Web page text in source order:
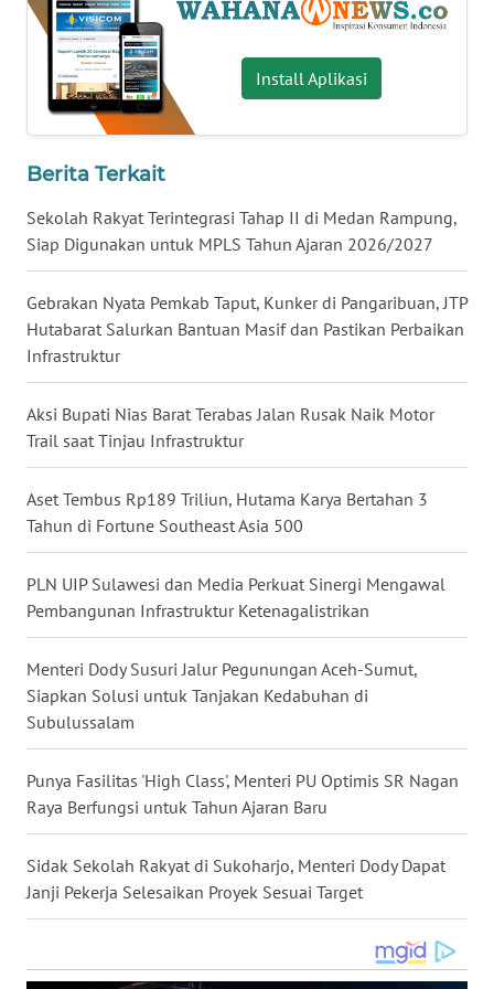
Install Aplikasi
Berita Terkait
Sekolah Rakyat Terintegrasi Tahap II di Medan Rampung,
Siap Digunakan untuk MPLS Tahun Ajaran 2026/2027
Gebrakan Nyata Pemkab Taput, Kunker di Pangaribuan, JTP
Hutabarat Salurkan Bantuan Masif dan Pastikan Perbaikan
Infrastruktur
Aksi Bupati Nias Barat Terabas Jalan Rusak Naik Motor
Trail saat Tinjau Infrastruktur
Aset Tembus Rp189 Triliun, Hutama Karya Bertahan 3
Tahun di Fortune Southeast Asia 500
PLN UIP Sulawesi dan Media Perkuat Sinergi Mengawal
Pembangunan Infrastruktur Ketenagalistrikan
Menteri Dody Susuri Jalur Pegunungan Aceh-Sumut,
Siapkan Solusi untuk Tanjakan Kedabuhan di
Subulussalam
Punya Fasilitas 'High Class', Menteri PU Optimis SR Nagan
Raya Berfungsi untuk Tahun Ajaran Baru
Sidak Sekolah Rakyat di Sukoharjo, Menteri Dody Dapat
Janji Pekerja Selesaikan Proyek Sesuai Target
WN
SERAMBI
WN
JAMBI
SULTRA
NTB
WN
SULTENG
WN
SULBAR
WN
BABEL
WN
WN
SUMSEL
WN
BENGKULU
LAMPUNG